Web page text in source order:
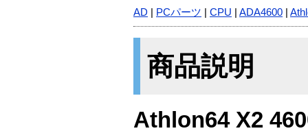
AD PCパーツ CPU ADA4600
商品説明
Athlon64 X2